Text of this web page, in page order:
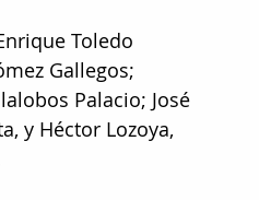
Toledo
Gallegos;
Palacio; José
y Héctor Lozoya,